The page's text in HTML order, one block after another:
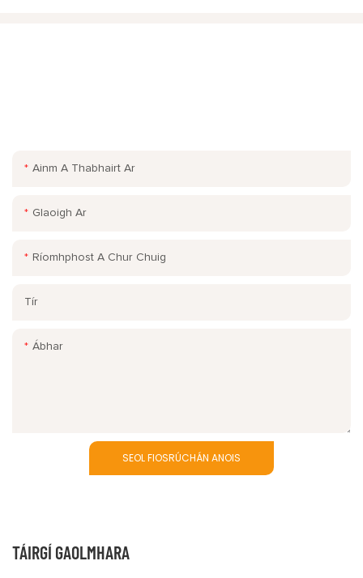
Ainm A Thabhairt Ar
Glaoigh Ar
Ríomhphost A Chur Chuig
Tír
Ábhar
SEOL FIOSRÚCHÁN ANOIS
TÁIRGÍ GAOLMHARA